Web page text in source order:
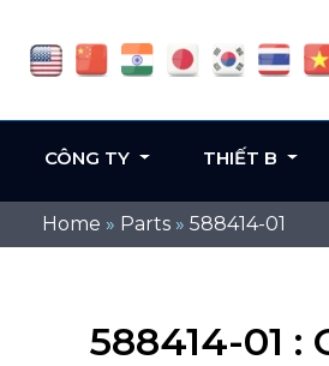
Home » Parts » 588414-01
588414-01 :
CÔNG TY THIẾT B